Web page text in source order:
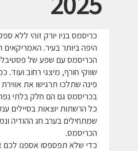
כריסמס בניו יורק זוהי ללא
היפה ביותר בעיר. האמריקאים
הכריסמס עם שפע של
שווקי חורף, מיצגי רחוב ועוד.
פינה שתלכו תרגישו את
בכריסמס גם הם חלק בלתי
כל הרשתות יוצאות בסיילים
שמתחילים בערב חג ההודיה
הכריסמס.
כדי שלא תפספסו אספנו